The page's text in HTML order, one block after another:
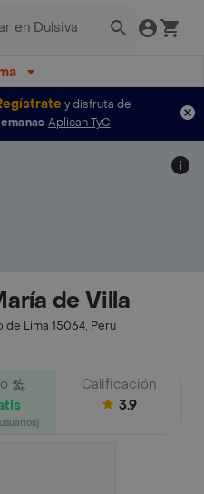
y disfruta de
Aplican TyC
de Villa
de Lima 15064, Peru
Calificación
3.9